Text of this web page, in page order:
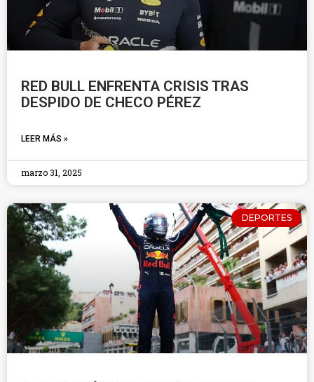
RED BULL ENFRENTA CRISIS TRAS
DESPIDO DE CHECO PÉREZ
LEER MÁS »
marzo 31, 2025
DEPORTES